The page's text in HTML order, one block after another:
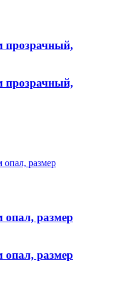
прозрачный,
прозрачный,
размер
размер